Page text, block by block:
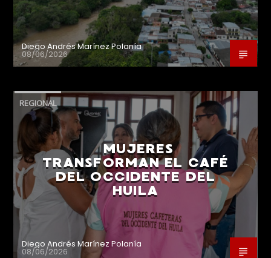
Diego Andrés Marínez Polanía
08/06/2026
REGIONAL
MUJERES
TRANSFORMAN EL CAFÉ
DEL OCCIDENTE DEL
HUILA
Diego Andrés Marínez Polanía
08/06/2026